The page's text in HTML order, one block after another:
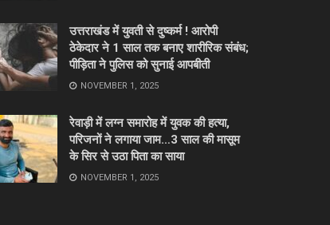
उत्तराखंड में युवती से दुष्कर्म ! आरोपी
ठेकेदार ने 1 साल तक बनाए शारीरिक संबंध;
पीड़िता ने पुलिस को सुनाई आपबीती
NOVEMBER 1, 2025
रेवाड़ी में लग्न समारोह में युवक की हत्या,
परिजनों ने लगाया जाम…3 साल की मासूम
के सिर से उठा पिता का साया
NOVEMBER 1, 2025